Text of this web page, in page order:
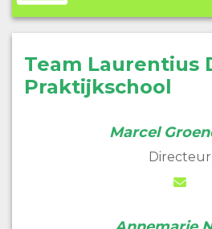
Team Laurentius
Praktijkschool
Marcel
Directeur